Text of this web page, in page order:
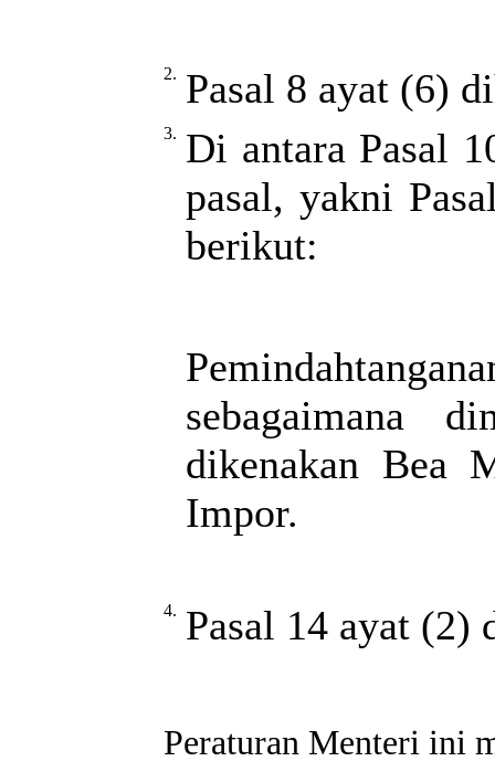
2. Pasal 8 ayat (6)
3. Di antara Pasal
pasal, yakni
berikut:
sebagaimana
dikenakan Bea
Impor.
4. Pasal 14 ayat (2)
Peraturan Menteri ini